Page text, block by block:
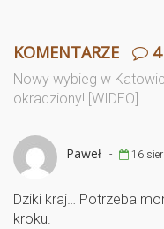
KOMENTARZE 4
Nowy wybieg w
okradziony! [WIDEO]
Paweł - 16
Dziki kraj… Potrzeba
kroku.